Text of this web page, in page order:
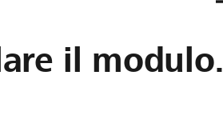
il modulo.